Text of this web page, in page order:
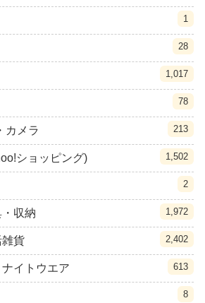
1
28
1,017
78
カメラ 213
ショッピング) 1,502
2
収納 1,972
雑貨 2,402
イトウエア 613
8